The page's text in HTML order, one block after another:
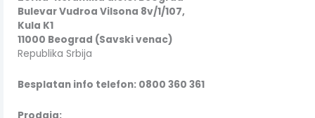
Bulevar Vudroa Vilsona 8v/1/107,
Kula K1
11000 Beograd (Savski venac)
Republika Srbija
Besplatan info telefon: 0800 360 361